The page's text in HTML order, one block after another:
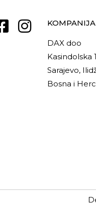
KOMPANIJA
DAX doo
Kasindolska
Sarajevo,
Bosna i